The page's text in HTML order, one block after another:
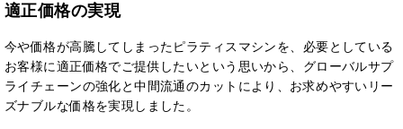
適正価格の実現
今や価格が高騰してしまったピラティスマシンを、必要としている
お客様に適正価格でご提供したいという思いから、グローバルサプ
ライチェーンの強化と中間流通のカットにより、お求めやすいリー
ズナブルな価格を実現しました。